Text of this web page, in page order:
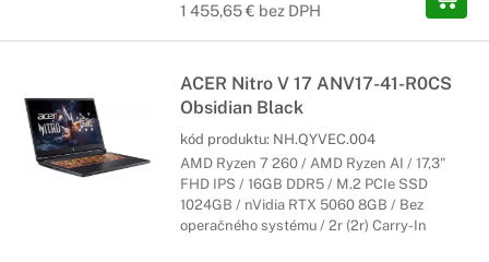
1 455,65 € bez DPH
ACER Nitro V 17 ANV17-41-R0CS
Obsidian Black
kód produktu: NH.QYVEC.004
AMD Ryzen 7 260 / AMD Ryzen AI / 17,3"
FHD IPS / 16GB DDR5 / M.2 PCIe SSD
1024GB / nVidia RTX 5060 8GB / Bez
operačného systému / 2r (2r) Carry-In